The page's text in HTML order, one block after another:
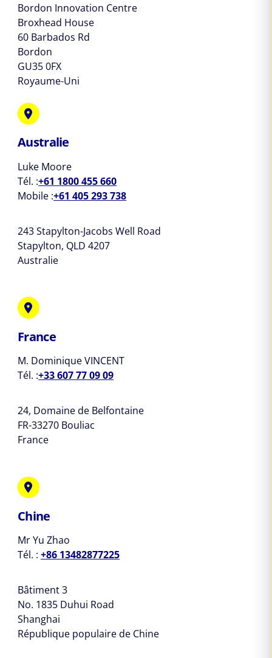
Bordon Innovation Centre
Broxhead House
60 Barbados Rd
Bordon
GU35 0FX
Royaume-Uni
Australie
Luke Moore
Tél. :+61 1800 455 660
Mobile :+61 405 293 738
243 Stapylton-Jacobs Well Road
Stapylton, QLD 4207
Australie
France
M. Dominique VINCENT
Tél. :+33 607 77 09 09
24, Domaine de Belfontaine
FR-33270 Bouliac
France
Chine
Mr Yu Zhao
Tél. :+86 13482877225
Bâtiment 3
No. 1835 Duhui Road
Shanghai
République populaire de Chine